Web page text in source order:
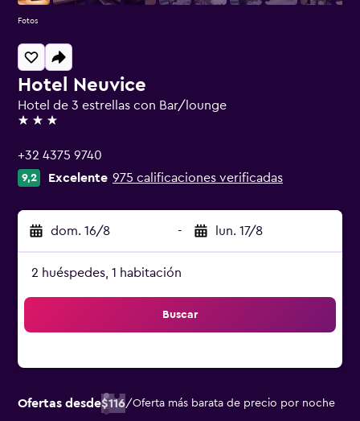
Hotel Neuvice
Hotel de 3 estrellas con Bar/lounge
3 estrellas
+32 4375 9740
9,2 Excelente 975 calificaciones verificadas
dom. 16/8 - lun. 17/8
2 huéspedes, 1 habitación
Buscar
Ofertas desde$116/Oferta más barata de precio por noche
Fotos